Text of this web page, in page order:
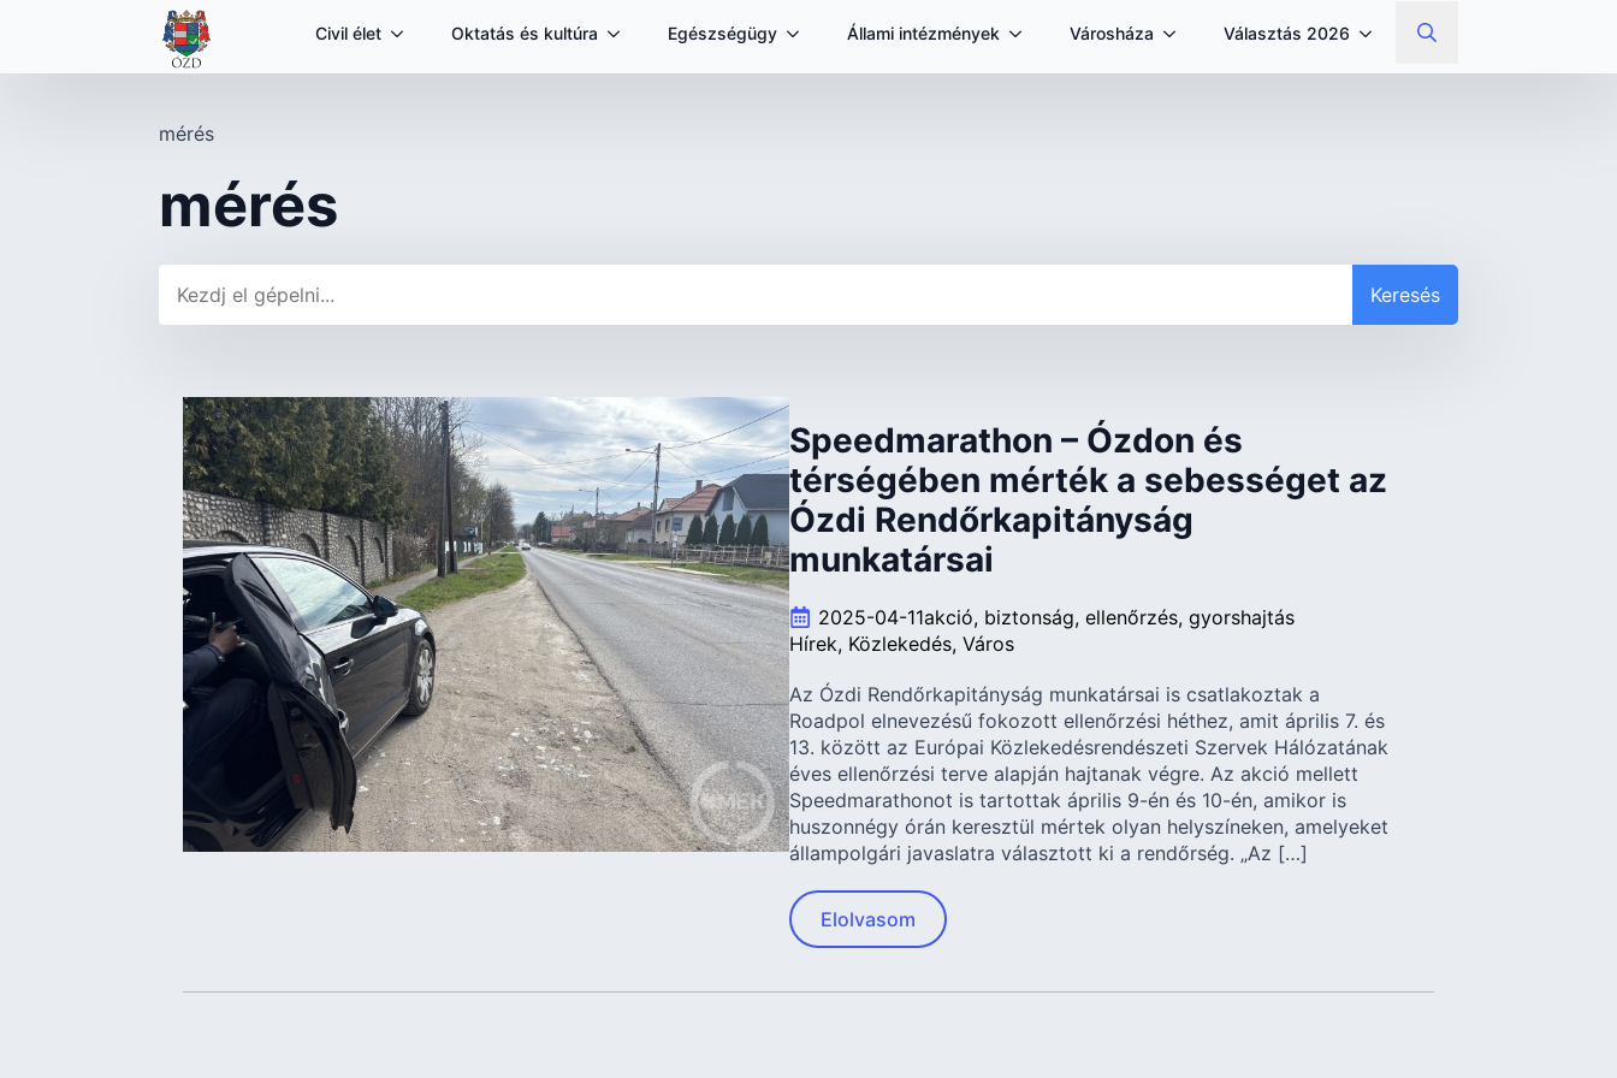
Civil élet Oktatás és kultúra Egészségügy Állami intézmények Városháza Választás 2026
Search
mérés
mérés
Keresés
Speedmarathon – Ózdon és
térségében mérték a sebességet az
Ózdi Rendőrkapitányság
munkatársai
2025-04-11akció biztonság ellenőrzés gyorshajtás
Hírek Közlekedés Város
Az Ózdi Rendőrkapitányság munkatársai is csatlakoztak a
Roadpol elnevezésű fokozott ellenőrzési héthez, amit április 7. és
13. között az Európai Közlekedésrendészeti Szervek Hálózatának
éves ellenőrzési terve alapján hajtanak végre. Az akció mellett
Speedmarathonot is tartottak április 9-én és 10-én, amikor is
huszonnégy órán keresztül mértek olyan helyszíneken, amelyeket
állampolgári javaslatra választott ki a rendőrség. „Az […]
Elolvasom